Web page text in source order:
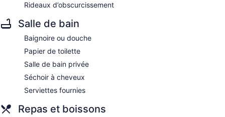
Rideaux d’obscurcissement
Salle de bain
Baignoire ou douche
Papier de toilette
Salle de bain privée
Séchoir à cheveux
Serviettes fournies
Repas et boissons